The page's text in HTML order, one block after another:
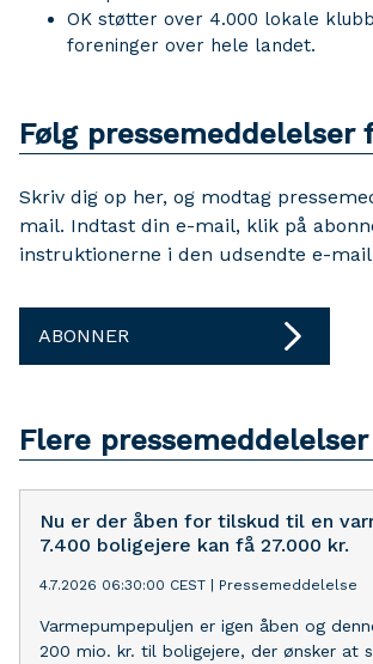
OK støtter over 4.000 lokale
foreninger over hele landet.
Følg pressemeddelelser
Skriv dig op her, og modtag
mail. Indtast din e-mail, klik på
instruktionerne i den udsendte e-
ABONNER
Flere
Nu er der åben for tilskud til en
7.400 boligejere kan få 27.000 kr.
4.7.2026 06:30:00 CEST | Pressemeddelelse
Varmepumpepuljen er igen åben og
200 mio. kr. til boligejere, der ønsker at